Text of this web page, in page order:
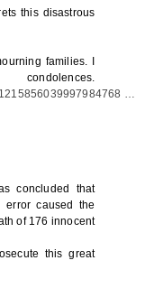
this disastrous
families. I
concluded that
error caused the
of 176 innocent
this great